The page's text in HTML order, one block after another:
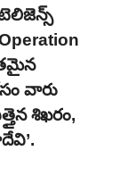
వారు
శిఖరం,